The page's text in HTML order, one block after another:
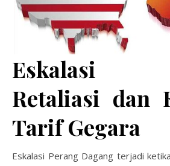
Eskalasi
Retaliasi dan
Tarif Gegara
Eskalasi Perang Dagang terjadi